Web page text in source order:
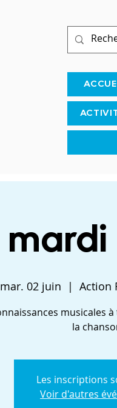
mar. 02 juin
  |
Action
musicales
la
Les inscriptions
Voir d'autres